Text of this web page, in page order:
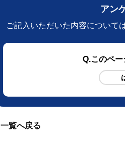
アン
ご記入いただいた内容について
Q .このペ
一覧へ戻る